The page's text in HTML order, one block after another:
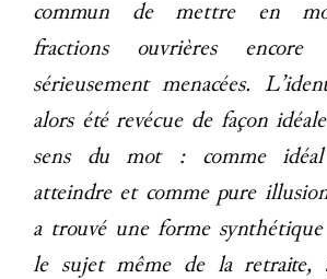
commun de mettre en
fractions ouvrières encore
sérieusement menacées.
alors été revécue de façon
sens du mot : comme
atteindre et comme pure
a trouvé une forme synthétique
le sujet même de la retraite,